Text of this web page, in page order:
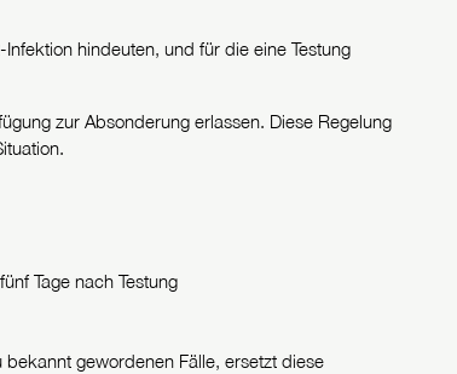
hindeuten, und für die eine Testung
zur Absonderung erlassen. Diese Regelung
Tage nach Testung
gewordenen Fälle, ersetzt diese